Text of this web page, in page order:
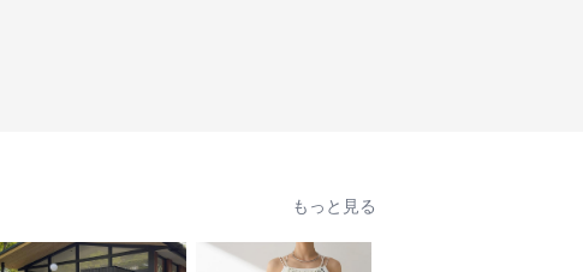
もっと見る